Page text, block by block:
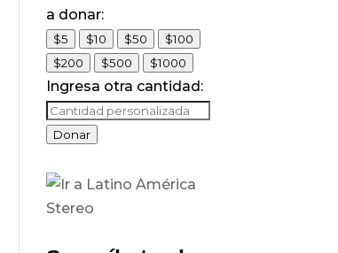
a donar:
$5 $10 $50
$100
$200
$500 $1000
Ingresa otra cantidad:
Donar